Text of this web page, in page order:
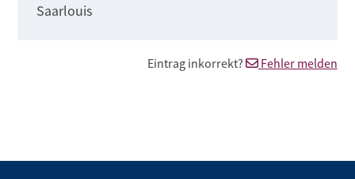
Saarlouis
Eintrag inkorrekt? Fehler melden